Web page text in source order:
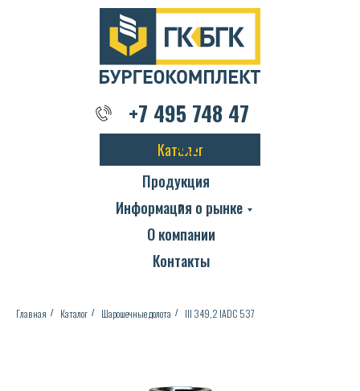
Каталог
Продукция
О компании
Контакты
+7 495 748 47
02
Информация о рынке
+7 495 748 47 02
Главная / Каталог / Шарошечные долота / III 349,2 IADC 537